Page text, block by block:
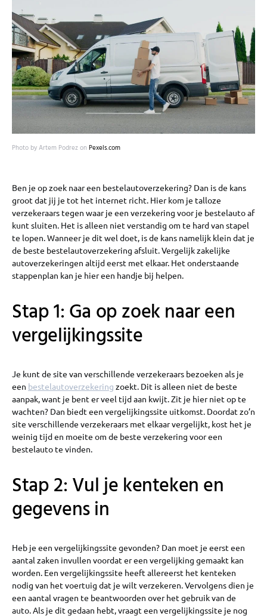
Photo by Artem Podrez on Pexels.com
Ben je op zoek naar een bestelautoverzekering? Dan is de kans
groot dat jij je tot het internet richt. Hier kom je talloze
verzekeraars tegen waar je een verzekering voor je bestelauto af
kunt sluiten. Het is alleen niet verstandig om te hard van stapel
te lopen. Wanneer je dit wel doet, is de kans namelijk klein dat je
de beste bestelautoverzekering afsluit. Vergelijk zakelijke
autoverzekeringen altijd eerst met elkaar. Het onderstaande
stappenplan kan je hier een handje bij helpen.
Stap 1: Ga op zoek naar een
vergelijkingssite
Je kunt de site van verschillende verzekeraars bezoeken als je
een bestelautoverzekering zoekt. Dit is alleen niet de beste
aanpak, want je bent er veel tijd aan kwijt. Zit je hier niet op te
wachten? Dan biedt een vergelijkingssite uitkomst. Doordat zo’n
site verschillende verzekeraars met elkaar vergelijkt, kost het je
weinig tijd en moeite om de beste verzekering voor een
bestelauto te vinden.
Stap 2: Vul je kenteken en
gegevens in
Heb je een vergelijkingssite gevonden? Dan moet je eerst een
aantal zaken invullen voordat er een vergelijking gemaakt kan
worden. Een vergelijkingssite heeft allereerst het kenteken
nodig van het voertuig dat je wilt verzekeren. Vervolgens dien je
een aantal vragen te beantwoorden over het gebruik van de
auto. Als je dit gedaan hebt, vraagt een vergelijkingssite je nog